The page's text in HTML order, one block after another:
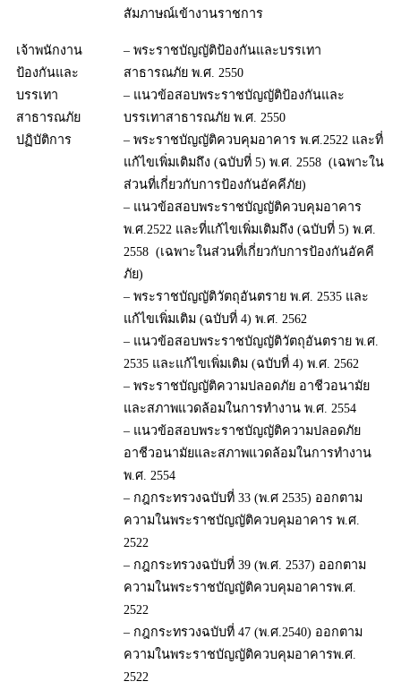
สัมภาษณ์เข้างานราชการ
เจ้าพนักงาน
ป้องกันและ
บรรเทา
สาธารณภัย
ปฏิบัติการ
– พระราชบัญญัติป้องกันและบรรเทา
สาธารณภัย พ.ศ. 2550
– แนวข้อสอบพระราชบัญญัติป้องกันและ
บรรเทาสาธารณภัย พ.ศ. 2550
– พระราชบัญญัติควบคุมอาคาร พ.ศ.2522 และที่
แก้ไขเพิ่มเติมถึง (ฉบับที่ 5) พ.ศ. 2558 (เฉพาะใน
ส่วนที่เกี่ยวกับการป้องกันอัคคีภัย)
– แนวข้อสอบพระราชบัญญัติควบคุมอาคาร
พ.ศ.2522 และที่แก้ไขเพิ่มเติมถึง (ฉบับที่ 5) พ.ศ.
2558 (เฉพาะในส่วนที่เกี่ยวกับการป้องกันอัคคี
ภัย)
– พระราชบัญญัติวัตถุอันตราย พ.ศ. 2535 และ
แก้ไขเพิ่มเติม (ฉบับที่ 4) พ.ศ. 2562
– แนวข้อสอบพระราชบัญญัติวัตถุอันตราย พ.ศ.
2535 และแก้ไขเพิ่มเติม (ฉบับที่ 4) พ.ศ. 2562
– พระราชบัญญัติความปลอดภัย อาชีวอนามัย
และสภาพแวดล้อมในการทำงาน พ.ศ. 2554
– แนวข้อสอบพระราชบัญญัติความปลอดภัย
อาชีวอนามัยและสภาพแวดล้อมในการทำงาน
พ.ศ. 2554
– กฎกระทรวงฉบับที่ 33 (พ.ศ 2535) ออกตาม
ความในพระราชบัญญัติควบคุมอาคาร พ.ศ.
2522
– กฎกระทรวงฉบับที่ 39 (พ.ศ. 2537) ออกตาม
ความในพระราชบัญญัติควบคุมอาคารพ.ศ.
2522
– กฎกระทรวงฉบับที่ 47 (พ.ศ.2540) ออกตาม
ความในพระราชบัญญัติควบคุมอาคารพ.ศ.
2522